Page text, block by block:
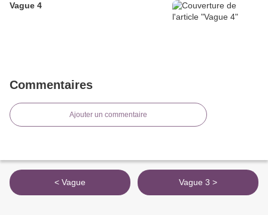
Vague 4
Commentaires
Ajouter un commentaire
< Vague Vague 3 >